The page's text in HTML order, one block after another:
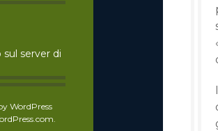
sul server di
WordPress
.